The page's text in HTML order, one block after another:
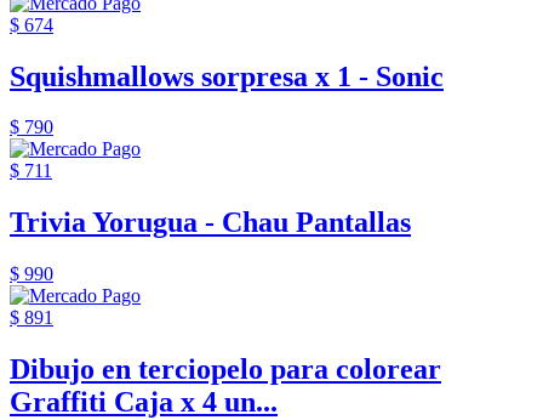
$ 674
Squishmallows sorpresa x 1 - Sonic
$ 790
$ 711
Trivia Yorugua - Chau Pantallas
$ 990
$ 891
Dibujo en terciopelo para colorear
Graffiti Caja x 4 un...